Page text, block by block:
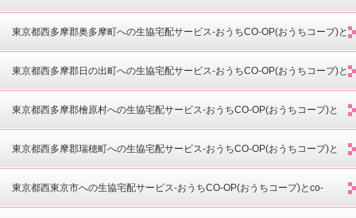
opdeli(コープデリ)-
東京都西多摩郡奥多摩町への生協宅配サービス-おうちCO-OP(おうちコープ)と
co-opdeli(コープデリ)-
東京都西多摩郡日の出町への生協宅配サービス-おうちCO-OP(おうちコープ)と
co-opdeli(コープデリ)-
東京都西多摩郡檜原村への生協宅配サービス-おうちCO-OP(おうちコープ)と
co-opdeli(コープデリ)-
東京都西多摩郡瑞穂町への生協宅配サービス-おうちCO-OP(おうちコープ)と
co-opdeli(コープデリ)-
東京都西東京市への生協宅配サービス-おうちCO-OP(おうちコープ)とco-